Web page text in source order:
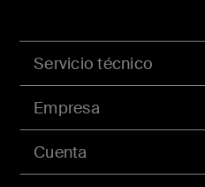
Cuenta
Servicio técnico
Empresa